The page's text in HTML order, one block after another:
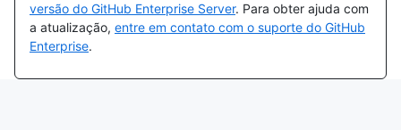
versão do GitHub Enterprise Server. Para obter ajuda com
a atualização, entre em contato com o suporte do GitHub
Enterprise.